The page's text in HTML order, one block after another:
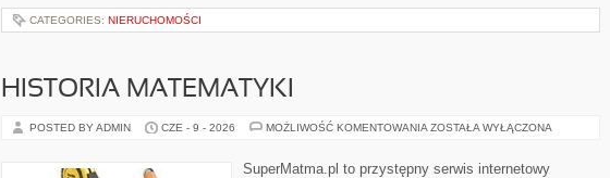
CATEGORIES: NIERUCHOMOŚCI
HISTORIA MATEMATYKI
POSTED BY ADMIN CZE - 9 - 2026 MOŻLIWOŚĆ KOMENTOWANIA HISTORIA
ZOSTAŁA WYŁĄCZONA
SuperMatma.pl to przystępny serwis internetowy